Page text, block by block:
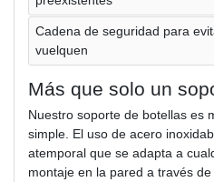
Cadena de seguridad para
vuelquen
Más que solo un
Nuestro soporte de botellas es
simple. El uso de acero
atemporal que se adapta a
montaje en la pared a través